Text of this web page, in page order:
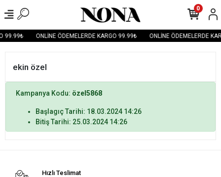
99.99₺ ONLİNE ÖDEMELERDE KARGO 99.99₺ ONLİNE ÖDEMELERDE
0
ekin özel
Kampanya Kodu: özel5868
Başlagıç Tarihi: 18.03.2024 14:26
Bitiş Tarihi: 25.03.2024 14:26
Hızlı Teslimat